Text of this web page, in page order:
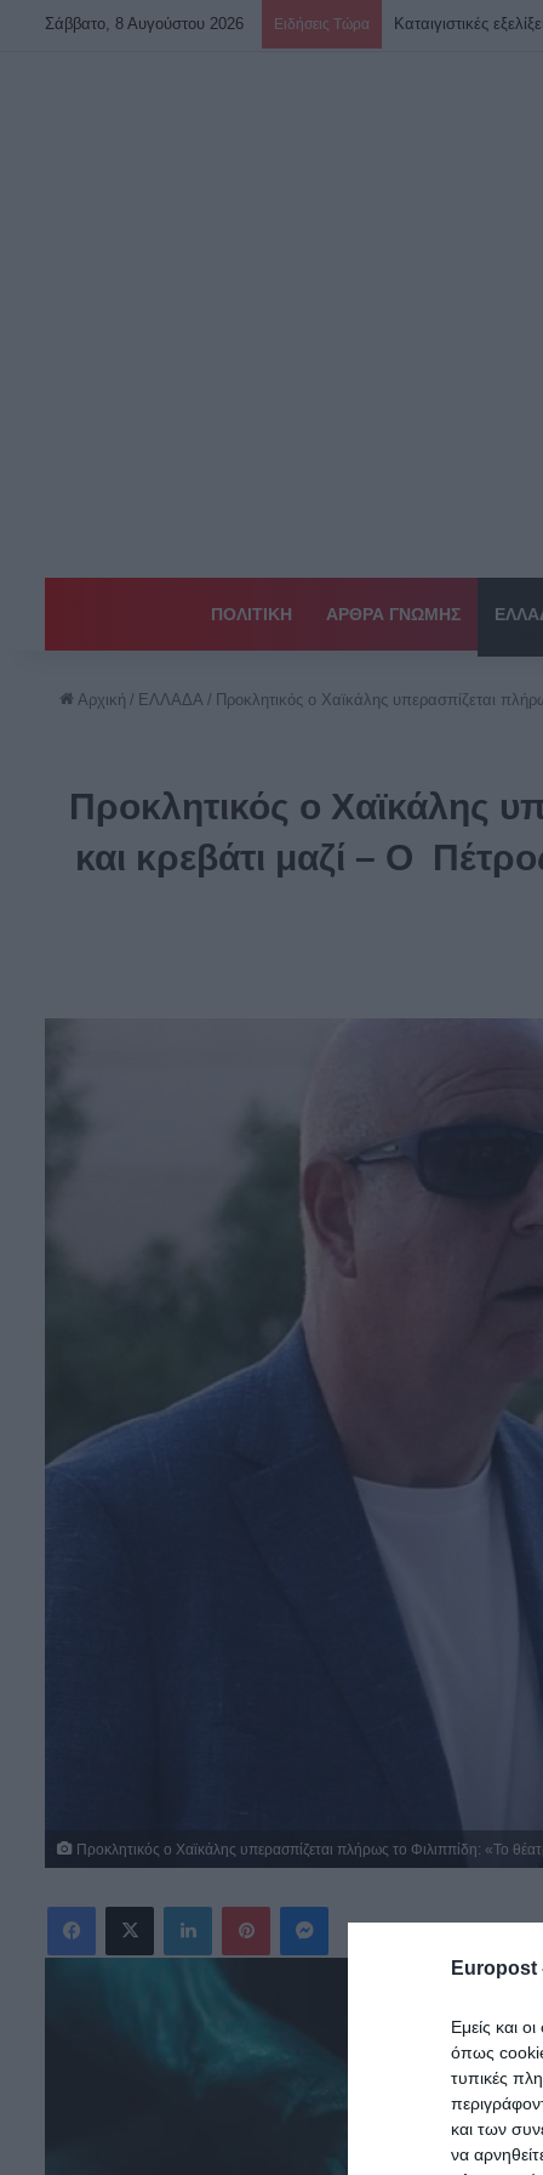
Europost
Εμείς και
όπως
τυπικές
και των
να
Σάββατο, 8 Αυγούστου 2026 Ειδήσεις Τώρα
ΠΟΛΙΤΙΚΗ ΑΡΘΡΑ ΓΝΩΜΗΣ
Αρχική / EΛΛΑΔΑ / Προκλητικός ο Χαϊκάλης υπερασπίζεται
Προκλητικός ο Χαϊκάλης
και κρεβάτι μαζί – Ο
Προκλητικός ο Χαϊκάλης υπερασπίζεται πλήρως το Φιλιππίδη: «Το
X